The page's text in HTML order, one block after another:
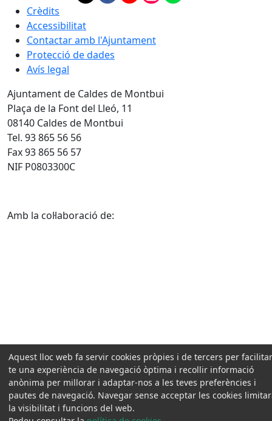
Crèdits
Accessibilitat
Contactar amb l'Ajuntament
Protecció de dades
Avís legal
Ajuntament de Caldes de Montbui
Plaça de la Font del Lleó, 11
08140 Caldes de Montbui
Tel. 93 865 56 56
Fax 93 865 56 57
NIF P0803300C
Amb la col·laboració de:
Aquest lloc web fa servir cookies pròpies i de tercers per
te una experiència de navegació òptima i recollir informació
anònima per millorar i adaptar-nos a les teves preferències i
pautes de navegació. Navegar sense acceptar les cookies
la visibilitat i funcions del web.